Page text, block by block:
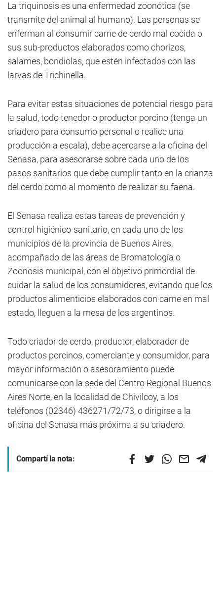
La triquinosis es una enfermedad zoonótica (se
transmite del animal al humano). Las personas se
enferman al consumir carne de cerdo mal cocida o
sus sub-productos elaborados como chorizos,
salames, bondiolas, que estén infectados con las
larvas de Trichinella.
Para evitar estas situaciones de potencial riesgo para
la salud, todo tenedor o productor porcino (tenga un
criadero para consumo personal o realice una
producción a escala), debe acercarse a la oficina del
Senasa, para asesorarse sobre cada uno de los
pasos sanitarios que debe cumplir tanto en la crianza
del cerdo como al momento de realizar su faena.
El Senasa realiza estas tareas de prevención y
control higiénico-sanitario, en cada uno de los
municipios de la provincia de Buenos Aires,
acompañado de las áreas de Bromatología o
Zoonosis municipal, con el objetivo primordial de
cuidar la salud de los consumidores, evitando que los
productos alimenticios elaborados con carne en mal
estado, lleguen a la mesa de los argentinos.
Todo criador de cerdo, productor, elaborador de
productos porcinos, comerciante y consumidor, para
mayor información o asesoramiento puede
comunicarse con la sede del Centro Regional Buenos
Aires Norte, en la localidad de Chivilcoy, a los
teléfonos (02346) 436271/72/73, o dirigirse a la
oficina del Senasa más próxima a su criadero.
Compartí la nota: